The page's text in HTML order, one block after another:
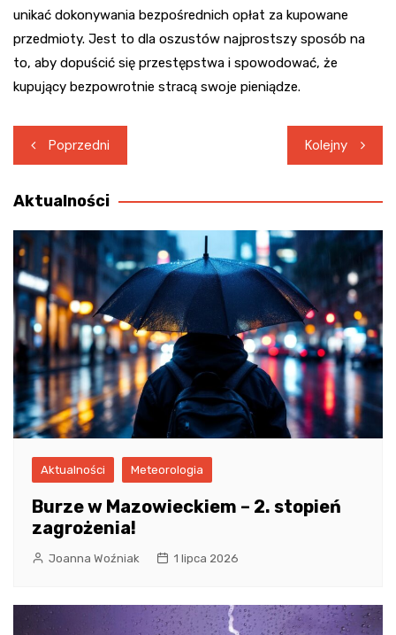
unikać dokonywania bezpośrednich opłat za kupowane
przedmioty. Jest to dla oszustów najprostszy sposób na
to, aby dopuścić się przestępstwa i spowodować, że
kupujący bezpowrotnie stracą swoje pieniądze.
Nawigacja
wpisu
Poprzedni Kolejny
Aktualności
Aktualności Meteorologia
Burze w Mazowieckiem – 2. stopień
zagrożenia!
Joanna Woźniak 1 lipca 2026